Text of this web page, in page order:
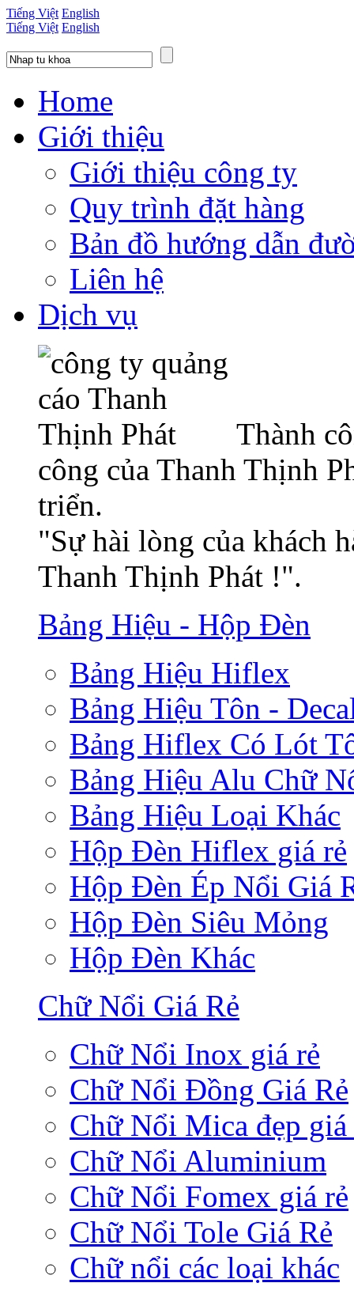
Tiếng Việt English
Tiếng Việt English
Home
Giới thiệu
Giới thiệu công ty
Quy trình đặt hàng
Bản đồ hướng dẫn
Liên hệ
Dịch vụ
Thành
công của Thanh Thịnh
triển.
"Sự hài lòng của khách
Thanh Thịnh Phát !".
Bảng Hiệu - Hộp Đèn
Bảng Hiệu Hiflex
Bảng Hiệu Tôn -
Bảng Hiflex Có Lót
Bảng Hiệu Alu Chữ
Bảng Hiệu Loại Khác
Hộp Đèn Hiflex giá rẻ
Hộp Đèn Ép Nổi Giá
Hộp Đèn Siêu Mỏng
Hộp Đèn Khác
Chữ Nổi Giá Rẻ
Chữ Nổi Inox giá rẻ
Chữ Nổi Đồng Giá Rẻ
Chữ Nổi Mica đẹp giá
Chữ Nổi Aluminium
Chữ Nổi Fomex giá rẻ
Chữ Nổi Tole Giá Rẻ
Chữ nổi các loại khác